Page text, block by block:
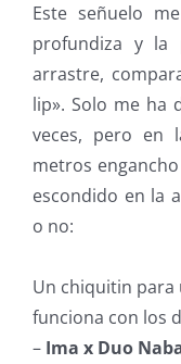
Este señuelo
profundiza y la
arrastre,
lip». Solo me ha
veces, pero en
metros
escondido en la
o no:
Un chiquitin para
funciona con los
– Ima x Duo